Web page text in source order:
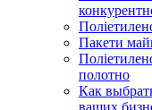
Пакети
полотно
Как
ваших